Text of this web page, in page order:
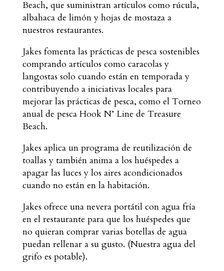
Beach, que suministran artículos como rúcula,
albahaca de limón y hojas de mostaza a
nuestros restaurantes.
Jakes fomenta las prácticas de pesca sostenibles
comprando artículos como caracolas y
langostas solo cuando están en temporada y
contribuyendo a iniciativas locales para
mejorar las prácticas de pesca, como el Torneo
anual de pesca Hook N’ Line de Treasure
Beach.
Jakes aplica un programa de reutilización de
toallas y también anima a los huéspedes a
apagar las luces y los aires acondicionados
cuando no están en la habitación.
Jakes ofrece una nevera portátil con agua fría
en el restaurante para que los huéspedes que
no quieran comprar varias botellas de agua
puedan rellenar a su gusto. (Nuestra agua del
grifo es potable).